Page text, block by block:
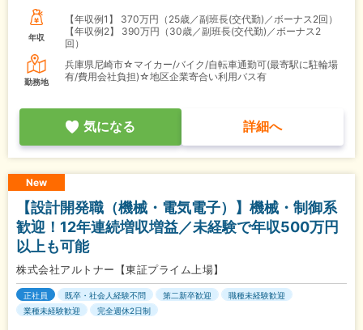
年収
【年収例1】
370万円（25歳／副班長(交代勤)／ボーナス2回）
【年収例2】
390万円（30歳／副班長(交代勤)／ボーナス2
回）
勤務地
兵庫県尼崎市☆マイカー/バイク/自転車通勤可(最寄駅に駐輪場
有/費用会社負担)☆地区企業寄合い利用バス有
気になる 詳細へ
New
【設計開発職（機械・電気電子）】機械・制御系
歓迎！12年連続増収増益／未経験で年収500万円
以上も可能
株式会社アルトナー【東証プライム上場】
正社員 既卒・社会人経験不問 第二新卒歓迎
職種未経験歓迎
業種未経験歓迎
完全週休2日制